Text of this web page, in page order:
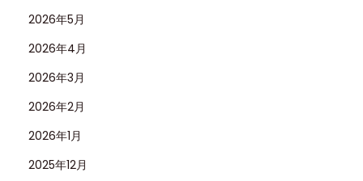
2026年5月
2026年4月
2026年3月
2026年2月
2026年1月
2025年12月